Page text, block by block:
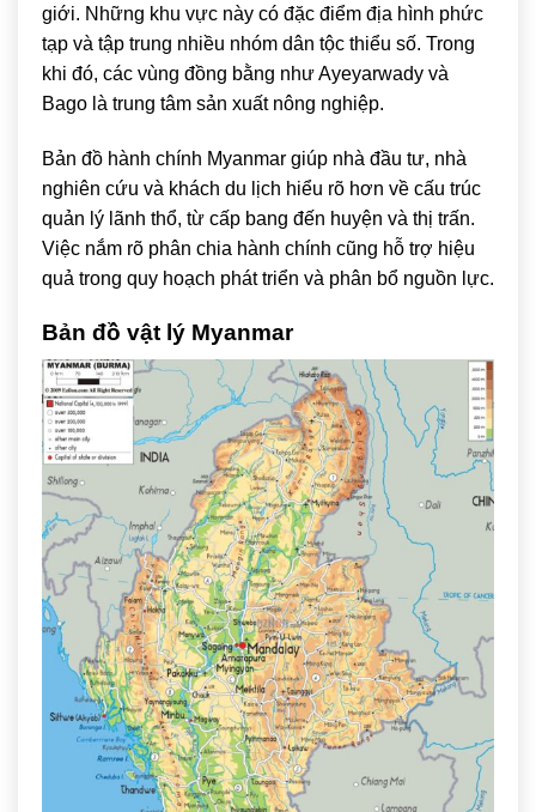
giới. Những khu vực này có đặc điểm địa hình phức
tạp và tập trung nhiều nhóm dân tộc thiểu số. Trong
khi đó, các vùng đồng bằng như Ayeyarwady và
Bago là trung tâm sản xuất nông nghiệp.
Bản đồ hành chính Myanmar giúp nhà đầu tư, nhà
nghiên cứu và khách du lịch hiểu rõ hơn về cấu trúc
quản lý lãnh thổ, từ cấp bang đến huyện và thị trấn.
Việc nắm rõ phân chia hành chính cũng hỗ trợ hiệu
quả trong quy hoạch phát triển và phân bổ nguồn lực.
Bản đồ vật lý Myanmar